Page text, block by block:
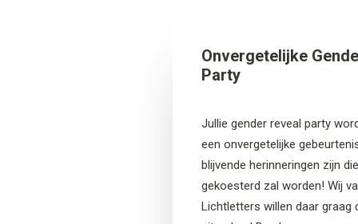
Onvergetelijke
Party
Jullie gender reveal party
een onvergetelijke
blijvende herinneringen zijn
gekoesterd zal worden! Wij
Lichtletters willen daar graag